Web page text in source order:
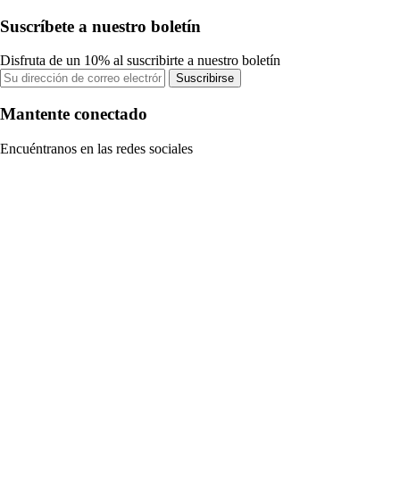
Suscríbete a nuestro boletín
Disfruta de un 10% al suscribirte a nuestro boletín
Suscribirse
Mantente conectado
Encuéntranos en las redes sociales